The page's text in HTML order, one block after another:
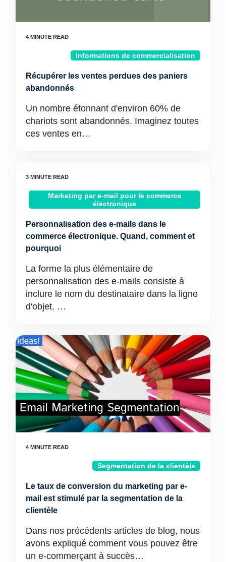
Informations de commercialisation
Récupérer les ventes perdues des paniers
abandonnés
Un nombre étonnant d'environ 60% de
chariots sont abandonnés. Imaginez toutes
ces ventes en…
Marketing par e-mail pour le commerce
électronique
Personnalisation des e-mails dans le
commerce électronique. Quand, comment et
pourquoi
La forme la plus élémentaire de
personnalisation des e-mails consiste à
inclure le nom du destinataire dans la ligne
d'objet. …
Segmentation de la clientèle
Le taux de conversion du marketing par e-
mail est stimulé par la segmentation de la
clientèle
Dans nos précédents articles de blog, nous
avons expliqué comment vous pouvez être
un e-commerçant à succès…